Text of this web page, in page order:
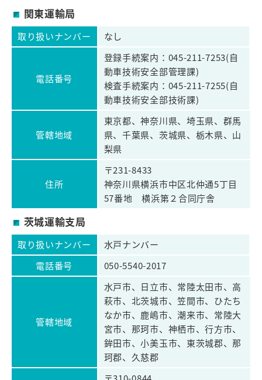
関東運輸局
取り扱いナンバー なし
電話番号
登録手続案内：045-211-7253(自
動車技術安全部管理課)
検査手続案内：045-211-7255(自
動車技術安全部技術課)
管轄地域
東京都、神奈川県、埼玉県、群馬
県、千葉県、茨城県、栃木県、山
梨県
住所
〒231-8433
神奈川県横浜市中区北仲通5丁目
57番地 横浜第２合同庁舎
茨城運輸支局
取り扱いナンバー
水戸ナンバー
電話番号
050-5540-2017
管轄地域
水戸市、日立市、常陸太田市、高
萩市、北茨城市、笠間市、ひたち
なか市、鹿嶋市、潮来市、常陸大
宮市、那珂市、神栖市、行方市、
鉾田市、小美玉市、東茨城郡、那
珂郡、久慈郡